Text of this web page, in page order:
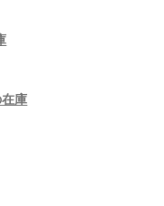
庫